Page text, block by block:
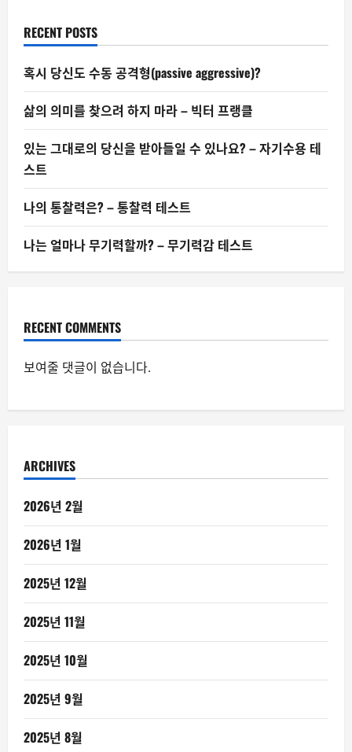
고?
RECENT POSTS
혹시 당신도 수동 공격형(passive aggressive)?
삶의 의미를 찾으려 하지 마라 – 빅터 프랭클
있는 그대로의 당신을 받아들일 수 있나요? – 자기수용 테
스트
나의 통찰력은? – 통찰력 테스트
나는 얼마나 무기력할까? – 무기력감 테스트
RECENT COMMENTS
보여줄 댓글이 없습니다.
ARCHIVES
2026년 2월
2026년 1월
2025년 12월
2025년 11월
2025년 10월
2025년 9월
2025년 8월